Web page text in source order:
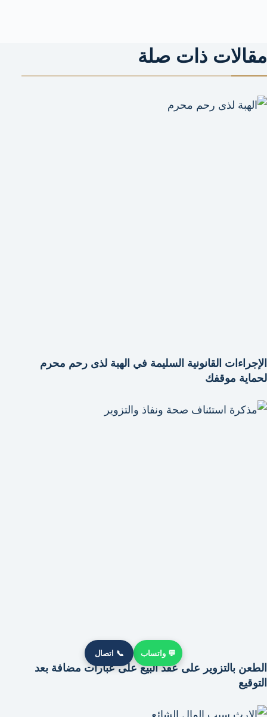
مقالات ذات صلة
الإجراءات القانونية السليمة في الهبة لذى رحم محرم
لحماية موقفك
الطعن بالتزوير على عقد البيع على عبارات مضافة بعد
التوقيع
💬 واتساب 📞 اتصال